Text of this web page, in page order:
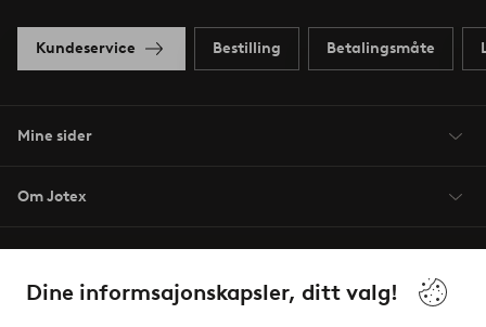
Dine informsajonskapsler, ditt valg!
Kundeservice Bestilling Betalingsmåte
Mine sider
Om Jotex